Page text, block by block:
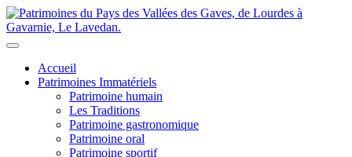
Accueil
Patrimoines Immatériels
Patrimoine humain
Les Traditions
Patrimoine gastronomique
Patrimoine oral
Patrimoine sportif